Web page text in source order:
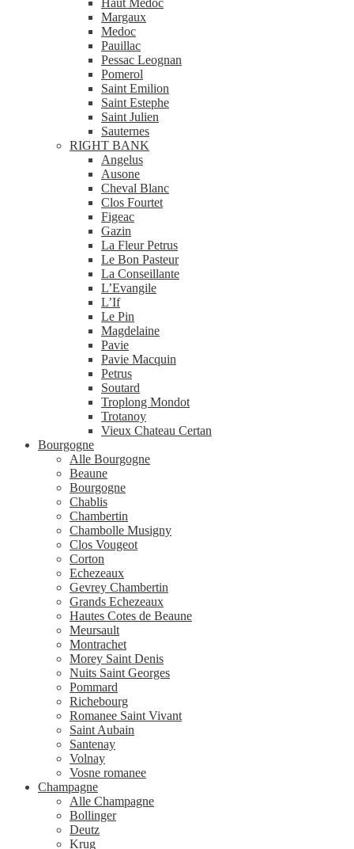
Haut Medoc
Margaux
Medoc
Pauillac
Pessac Leognan
Pomerol
Saint Emilion
Saint Estephe
Saint Julien
Sauternes
RIGHT BANK
Angelus
Ausone
Cheval Blanc
Clos Fourtet
Figeac
Gazin
La Fleur Petrus
Le Bon Pasteur
La Conseillante
L’Evangile
L’If
Le Pin
Magdelaine
Pavie
Pavie Macquin
Petrus
Soutard
Troplong Mondot
Trotanoy
Vieux Chateau Certan
Bourgogne
Alle Bourgogne
Beaune
Bourgogne
Chablis
Chambertin
Chambolle Musigny
Clos Vougeot
Corton
Echezeaux
Gevrey Chambertin
Grands Echezeaux
Hautes Cotes de Beaune
Meursault
Montrachet
Morey Saint Denis
Nuits Saint Georges
Pommard
Richebourg
Romanee Saint Vivant
Saint Aubain
Santenay
Volnay
Vosne romanee
Champagne
Alle Champagne
Bollinger
Deutz
Krug